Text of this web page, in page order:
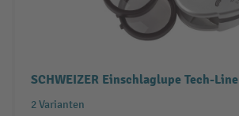
SCHWEIZER Einschlaglupe Tech-Line
2 Varianten